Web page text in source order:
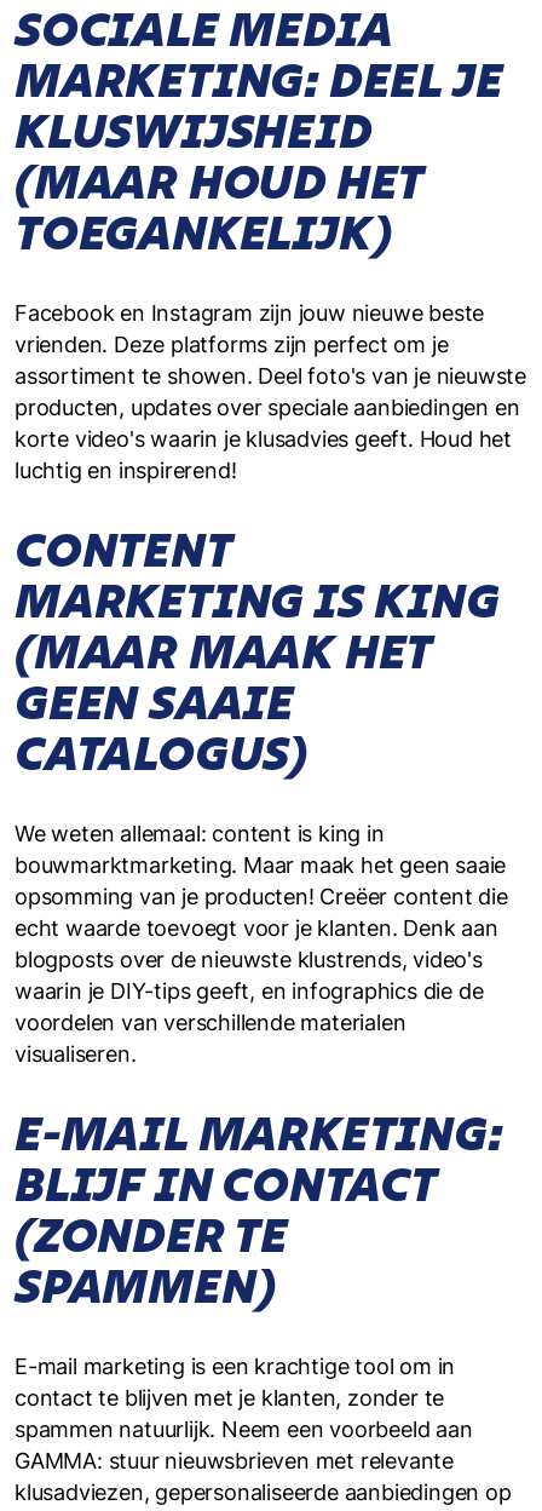
SOCIALE MEDIA
MARKETING: DEEL JE
KLUSWIJSHEID
(MAAR HOUD HET
TOEGANKELIJK)
Facebook en Instagram zijn jouw nieuwe beste
vrienden. Deze platforms zijn perfect om je
assortiment te showen. Deel foto's van je nieuwste
producten, updates over speciale aanbiedingen en
korte video's waarin je klusadvies geeft. Houd het
luchtig en inspirerend!
CONTENT
MARKETING IS KING
(MAAR MAAK HET
GEEN SAAIE
CATALOGUS)
We weten allemaal: content is king in
bouwmarktmarketing. Maar maak het geen saaie
opsomming van je producten! Creëer content die
echt waarde toevoegt voor je klanten. Denk aan
blogposts over de nieuwste klustrends, video's
waarin je DIY-tips geeft, en infographics die de
voordelen van verschillende materialen
visualiseren.
E-MAIL MARKETING:
BLIJF IN CONTACT
(ZONDER TE
SPAMMEN)
E-mail marketing is een krachtige tool om in
contact te blijven met je klanten, zonder te
spammen natuurlijk. Neem een voorbeeld aan
GAMMA: stuur nieuwsbrieven met relevante
klusadviezen, gepersonaliseerde aanbiedingen op